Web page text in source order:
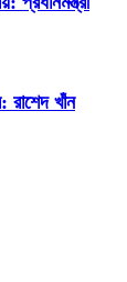
রাশেদ খাঁন